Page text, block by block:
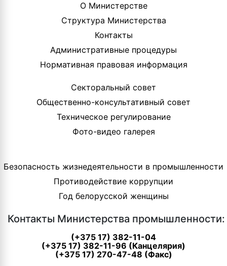
О Министерстве
Структура Министерства
Контакты
Административные процедуры
Нормативная правовая информация
Секторальный совет
Общественно-консультативный совет
Техническое регулирование
Фото-видео галерея
Безопасность жизнедеятельности в промышленности
Противодействие коррупции
Год белорусской женщины
Контакты Министерства промышленности:
(+375 17) 382-11-04
(+375 17) 382-11-96 (Канцелярия)
(+375 17) 270-47-48 (Факс)